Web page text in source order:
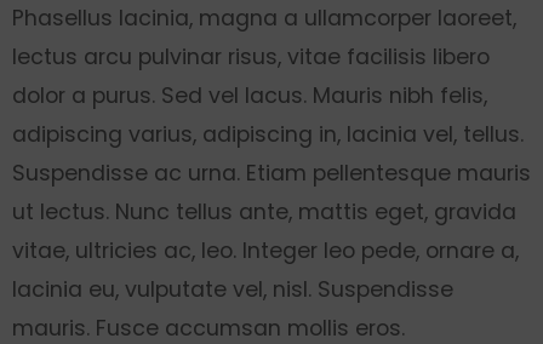
Phasellus lacinia, magna a ullamcorper laoreet,
lectus arcu pulvinar risus, vitae facilisis libero
dolor a purus. Sed vel lacus. Mauris nibh felis,
adipiscing varius, adipiscing in, lacinia vel, tellus.
Suspendisse ac urna. Etiam pellentesque mauris
ut lectus. Nunc tellus ante, mattis eget, gravida
vitae, ultricies ac, leo. Integer leo pede, ornare a,
lacinia eu, vulputate vel, nisl. Suspendisse
mauris. Fusce accumsan mollis eros.